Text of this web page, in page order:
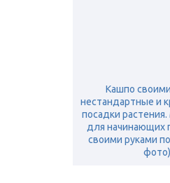
Кашпо
нестандартные и
посадки
для начинающих
своими руками
фото)